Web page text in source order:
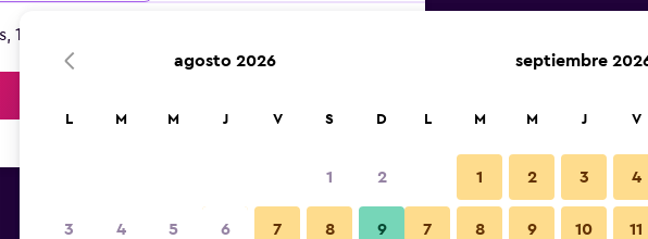
1 habitación
agosto 2026
L M M J V S D
1 2
3 4 5 6 7 8 9
septiembre
L M M J V
1 2 3 4
7 8 9 10 11